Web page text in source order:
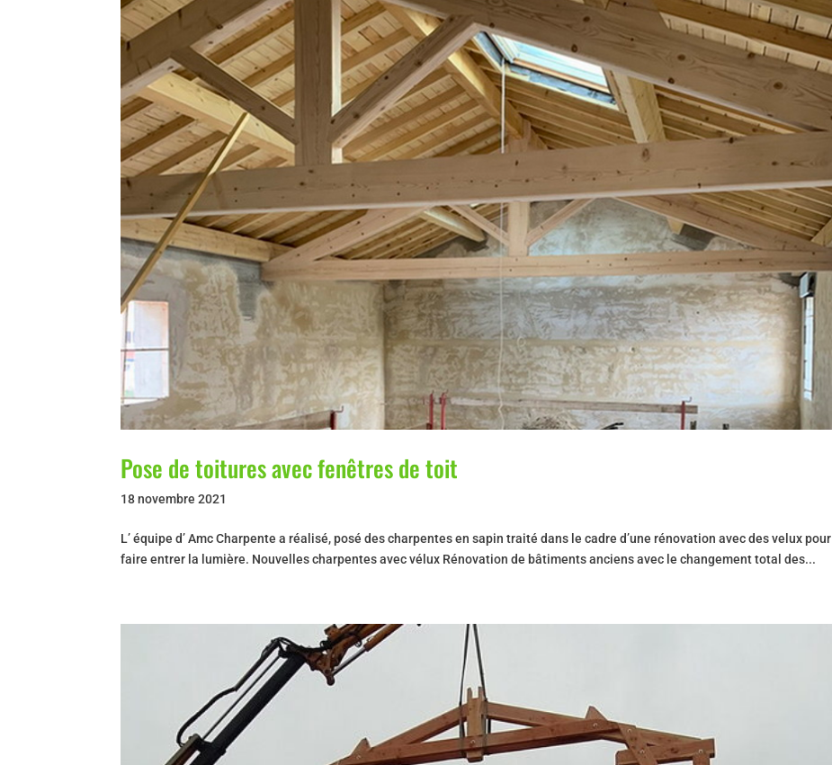
Pose de toitures avec fenêtres de toit
18 novembre 2021
L’ équipe d’ Amc Charpente a réalisé, posé des charpentes en sapin traité dans le cadre d’une rénovation avec des velux pour
faire entrer la lumière. Nouvelles charpentes avec vélux Rénovation de bâtiments anciens avec le changement total des...